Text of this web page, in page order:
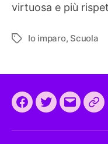
virtuosa e più
Tag Io imparo, Scuola
Facebook
TwitterEmail